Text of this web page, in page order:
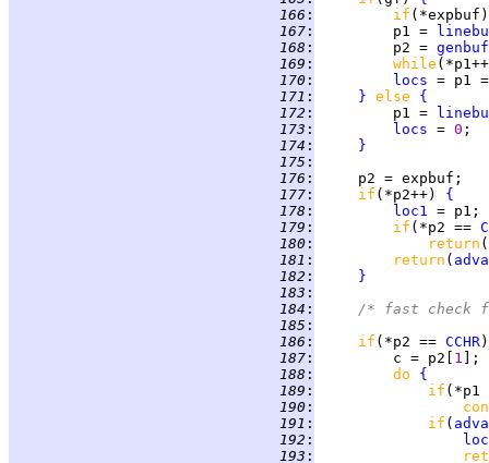
166 : if
167 :
         p1 =
168 :
         p2 =
genbuf
169 :
while
170 : locs = p1
171 : } else {
172 :
         p1 =
173 : locs = 0
174 :
}
175 :
176 :
177 : if (*p2++) {
178 : loc1
179 : if (*p2 ==
180 : return (
181 : return (
182 :
}
183 :
184 :
/* fast check
185 :
186 : if (*p2 == CCHR
187 :
         c = p2[
1
188 : do {
189 :
if
190 :
191 : if (
192 :
193 :